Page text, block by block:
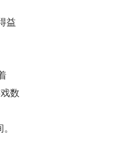
益
数